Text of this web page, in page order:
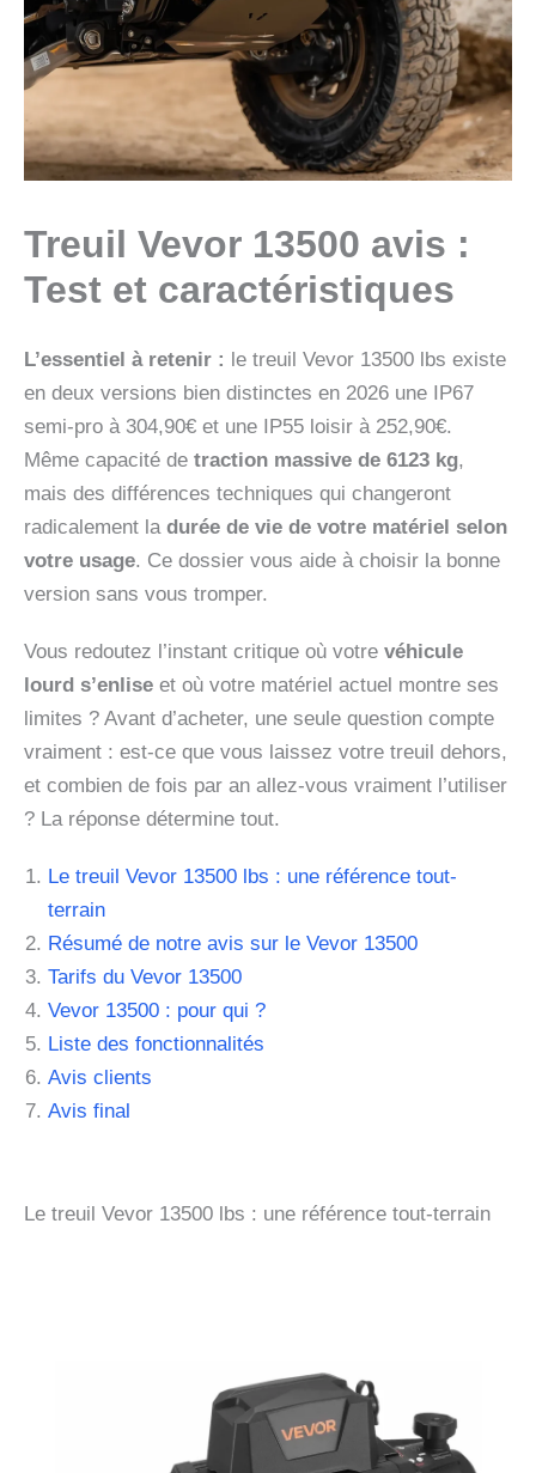
Treuil Vevor 13500 avis :
Test et caractéristiques
L’essentiel à retenir : le treuil Vevor 13500 lbs existe
en deux versions bien distinctes en 2026 une IP67
semi-pro à 304,90€ et une IP55 loisir à 252,90€.
Même capacité de traction massive de 6123 kg,
mais des différences techniques qui changeront
radicalement la durée de vie de votre matériel selon
votre usage. Ce dossier vous aide à choisir la bonne
version sans vous tromper.
Vous redoutez l’instant critique où votre véhicule
lourd s’enlise et où votre matériel actuel montre ses
limites ? Avant d’acheter, une seule question compte
vraiment : est-ce que vous laissez votre treuil dehors,
et combien de fois par an allez-vous vraiment l’utiliser
? La réponse détermine tout.
Le treuil Vevor 13500 lbs : une référence tout-
terrain
Résumé de notre avis sur le Vevor 13500
Tarifs du Vevor 13500
Vevor 13500 : pour qui ?
Liste des fonctionnalités
Avis clients
Avis final
Le treuil Vevor 13500 lbs : une référence tout-terrain